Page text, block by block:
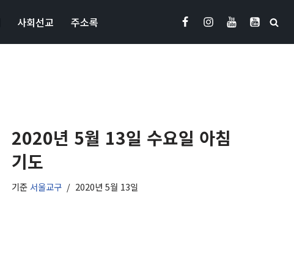
사회선교 주소록
2020년 5월 13일 수요일 아침
기도
기준 서울교구 2020년 5월 13일